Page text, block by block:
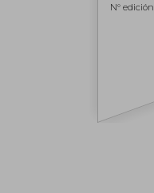
N° edición